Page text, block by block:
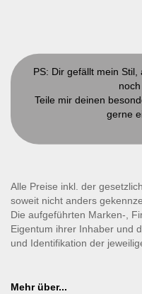
PS: Dir gefällt mein
Teile mir deinen
gerne
Alle Preise inkl. der
soweit nicht anders
Die aufgeführten Marken-,
Eigentum ihrer Inhaber und
und Identifikation der
Mehr über...